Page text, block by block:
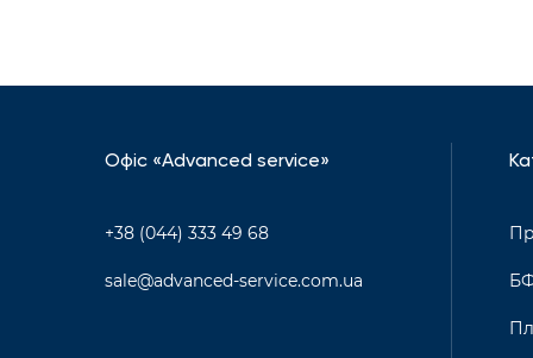
Офіс «Advanced service»
+38 (044) 333 49 68
sale@advanced-service.com.ua